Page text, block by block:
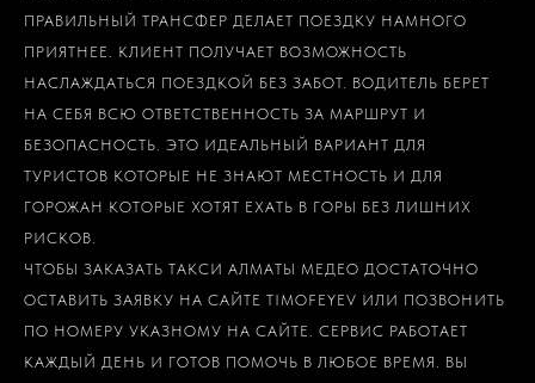
ПРАВИЛЬНЫЙ ТРАНСФЕР ДЕЛАЕТ ПОЕЗДКУ НАМНОГО
ПРИЯТНЕЕ. КЛИЕНТ ПОЛУЧАЕТ ВОЗМОЖНОСТЬ
НАСЛАЖДАТЬСЯ ПОЕЗДКОЙ БЕЗ ЗАБОТ. ВОДИТЕЛЬ БЕРЕТ
НА СЕБЯ ВСЮ ОТВЕТСТВЕННОСТЬ ЗА МАРШРУТ И
БЕЗОПАСНОСТЬ. ЭТО ИДЕАЛЬНЫЙ ВАРИАНТ ДЛЯ
ТУРИСТОВ КОТОРЫЕ НЕ ЗНАЮТ МЕСТНОСТЬ И ДЛЯ
ГОРОЖАН КОТОРЫЕ ХОТЯТ ЕХАТЬ В ГОРЫ БЕЗ ЛИШНИХ
РИСКОВ.
ЧТОБЫ ЗАКАЗАТЬ ТАКСИ АЛМАТЫ МЕДЕО ДОСТАТОЧНО
ОСТАВИТЬ ЗАЯВКУ НА САЙТЕ TIMOFEYEV ИЛИ ПОЗВОНИТЬ
ПО НОМЕРУ УКАЗНОМУ НА САЙТЕ. СЕРВИС РАБОТАЕТ
КАЖДЫЙ ДЕНЬ И ГОТОВ ПОМОЧЬ В ЛЮБОЕ ВРЕМЯ. ВЫ